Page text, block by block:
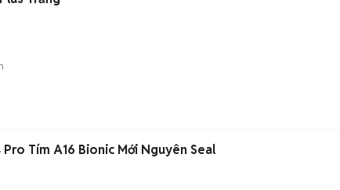
Tím A16 Bionic Mới Nguyên Seal